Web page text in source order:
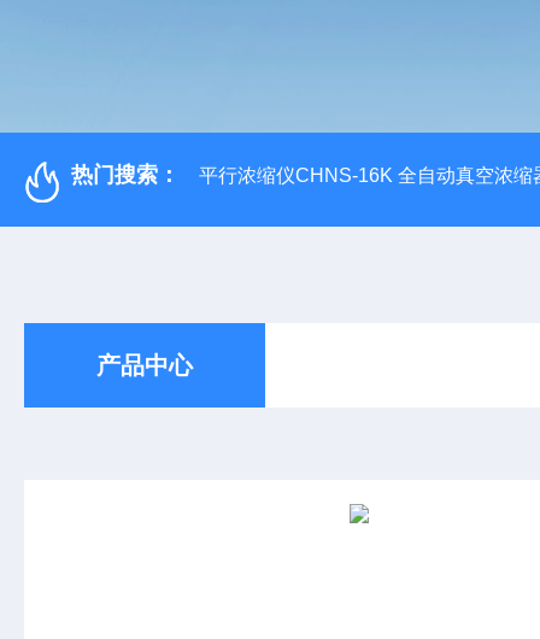
热门搜索： 平行浓缩仪CHNS-16K 全自动真空浓缩
产品中心